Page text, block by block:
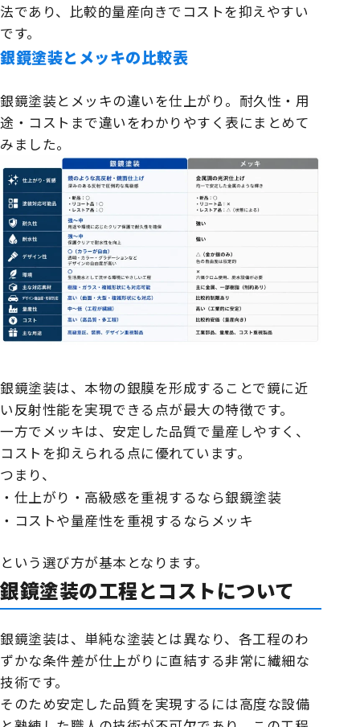
法であり、比較的量産向きでコストを抑えやすい
です。
銀鏡塗装とメッキの比較表
銀鏡塗装とメッキの違いを仕上がり。耐久性・用
途・コストまで違いをわかりやすく表にまとめて
みました。
銀鏡塗装は、本物の銀膜を形成することで鏡に近
い反射性能を実現できる点が最大の特徴です。
一方でメッキは、安定した品質で量産しやすく、
コストを抑えられる点に優れています。
つまり、
・仕上がり・高級感を重視するなら銀鏡塗装
・コストや量産性を重視するならメッキ
という選び方が基本となります。
銀鏡塗装の工程とコストについて
銀鏡塗装は、単純な塗装とは異なり、各工程のわ
ずかな条件差が仕上がりに直結する非常に繊細な
技術です。
そのため安定した品質を実現するには高度な設備